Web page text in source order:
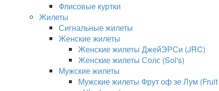
Флисовые куртки
Жилеты
Сигнальные жилеты
Женские жилеты
Женские жилеты ДжейЭРСи (JRC)
Женские жилеты Солс (Sol's)
Мужские жилеты
Мужские жилеты Фрут оф зе Лум (Fruit